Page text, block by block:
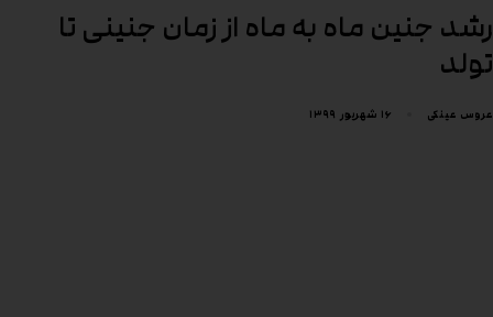
رشد جنین ماه به ماه از زمان جنینی تا
تولد
عروس عینکی ۱۶ شهریور ۱۳۹۹